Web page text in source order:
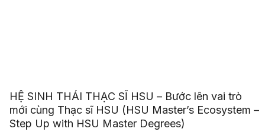
HỆ SINH THÁI THẠC SĨ HSU – Bước lên vai trò
mới cùng Thạc sĩ HSU (HSU Master’s Ecosystem –
Step Up with HSU Master Degrees)